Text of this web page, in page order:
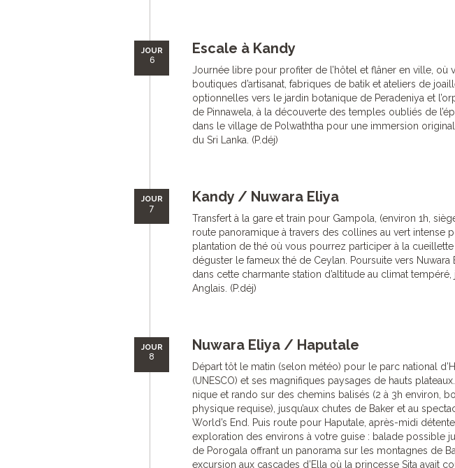
JOUR
6
Escale à Kandy
Journée libre pour profiter de l’hôtel et flâner en ville, où
boutiques d’artisanat, fabriques de batik et ateliers de
optionnelles vers le jardin botanique de Peradeniya et
de Pinnawela, à la découverte des temples oubliés de
dans le village de Polwaththa pour une immersion
du Sri Lanka. (P.déj)
JOUR
7
Kandy / Nuwara Eliya
Transfert à la gare et train pour Gampola, (environ 1h,
route panoramique à travers des collines au vert intense
plantation de thé où vous pourrez participer à la cueillette
déguster le fameux thé de Ceylan. Poursuite vers Nuwara
dans cette charmante station d’altitude au climat
Anglais. (P.déj)
JOUR
8
Nuwara Eliya / Haputale
Départ tôt le matin (selon météo) pour le parc national
(UNESCO) et ses magnifiques paysages de hauts
nique et rando sur des chemins balisés (2 à 3h environ,
physique requise), jusqu’aux chutes de Baker et au
World’s End. Puis route pour Haputale, après-midi
exploration des environs à votre guise : balade possible
de Porogala offrant un panorama sur les montagnes de
excursion aux cascades d’Ella où la princesse Sita avait